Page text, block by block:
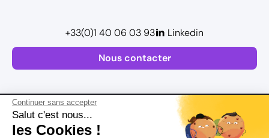
Continuer sans accepter
Salut c'est nous...
les Cookies !
Nous contacter
+33(0)1 40 06 03 93 Linkedin